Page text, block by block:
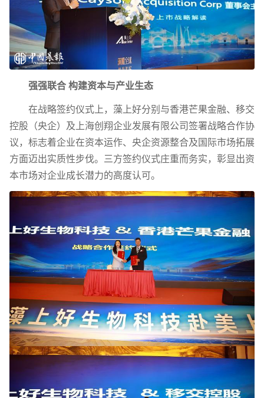
强强联合 构建资本与产业生态
在战略签约仪式上，藻上好分别与香港芒果金融、移交
控股（央企）及上海创翔企业发展有限公司签署战略合作协
议，标志着企业在资本运作、央企资源整合及国际市场拓展
方面迈出实质性步伐。三方签约仪式庄重而务实，彰显出资
本市场对企业成长潜力的高度认可。